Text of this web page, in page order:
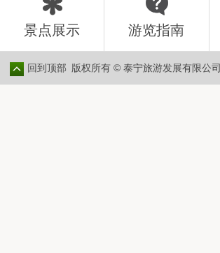
景点展示 游览指南
回到顶部 版权所有 © 泰宁旅游发展有限公司